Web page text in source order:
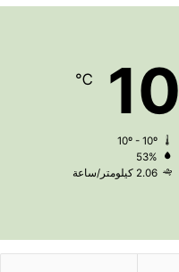
10
℃
53%
2.06 كيلومتر/ساعة